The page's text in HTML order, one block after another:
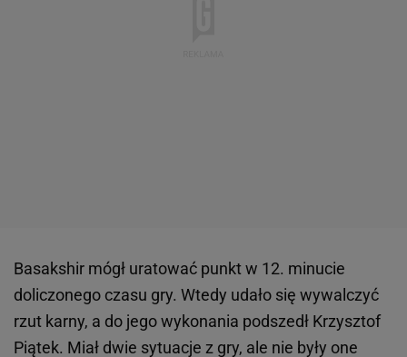
Basakshir mógł uratować punkt w 12. minucie
doliczonego czasu gry. Wtedy udało się wywalczyć
rzut karny, a do jego wykonania podszedł Krzysztof
Piątek. Miał dwie sytuacje z gry, ale nie były one